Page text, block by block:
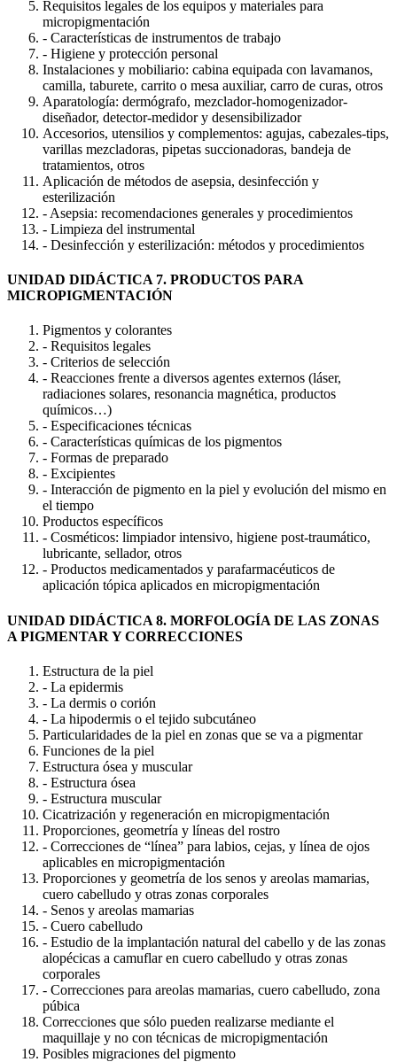
Requisitos legales de los equipos y materiales para
micropigmentación
- Características de instrumentos de trabajo
- Higiene y protección personal
Instalaciones y mobiliario: cabina equipada con lavamanos,
camilla, taburete, carrito o mesa auxiliar, carro de curas, otros
Aparatología: dermógrafo, mezclador-homogenizador-
diseñador, detector-medidor y desensibilizador
Accesorios, utensilios y complementos: agujas, cabezales-tips,
varillas mezcladoras, pipetas succionadoras, bandeja de
tratamientos, otros
Aplicación de métodos de asepsia, desinfección y
esterilización
- Asepsia: recomendaciones generales y procedimientos
- Limpieza del instrumental
- Desinfección y esterilización: métodos y procedimientos
UNIDAD DIDÁCTICA 7. PRODUCTOS PARA
MICROPIGMENTACIÓN
Pigmentos y colorantes
- Requisitos legales
- Criterios de selección
- Reacciones frente a diversos agentes externos (láser,
radiaciones solares, resonancia magnética, productos
químicos…)
- Especificaciones técnicas
- Características químicas de los pigmentos
- Formas de preparado
- Excipientes
- Interacción de pigmento en la piel y evolución del mismo en
el tiempo
Productos específicos
- Cosméticos: limpiador intensivo, higiene post-traumático,
lubricante, sellador, otros
- Productos medicamentados y parafarmacéuticos de
aplicación tópica aplicados en micropigmentación
UNIDAD DIDÁCTICA 8. MORFOLOGÍA DE LAS ZONAS
A PIGMENTAR Y CORRECCIONES
Estructura de la piel
- La epidermis
- La dermis o corión
- La hipodermis o el tejido subcutáneo
Particularidades de la piel en zonas que se va a pigmentar
Funciones de la piel
Estructura ósea y muscular
- Estructura ósea
- Estructura muscular
Cicatrización y regeneración en micropigmentación
Proporciones, geometría y líneas del rostro
- Correcciones de “línea” para labios, cejas, y línea de ojos
aplicables en micropigmentación
Proporciones y geometría de los senos y areolas mamarias,
cuero cabelludo y otras zonas corporales
- Senos y areolas mamarias
- Cuero cabelludo
- Estudio de la implantación natural del cabello y de las zonas
alopécicas a camuflar en cuero cabelludo y otras zonas
corporales
- Correcciones para areolas mamarias, cuero cabelludo, zona
púbica
Correcciones que sólo pueden realizarse mediante el
maquillaje y no con técnicas de micropigmentación
Posibles migraciones del pigmento